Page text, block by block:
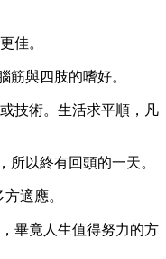
佳。
與四肢的嗜好。
技術。生活求平順，凡
以終有回頭的一天。
適應。
畢竟人生值得努力的方